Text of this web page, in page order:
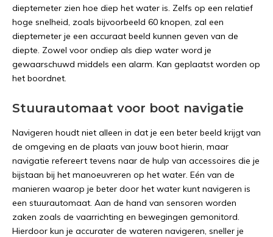
dieptemeter zien hoe diep het water is. Zelfs op een relatief
hoge snelheid, zoals bijvoorbeeld 60 knopen, zal een
dieptemeter je een accuraat beeld kunnen geven van de
diepte. Zowel voor ondiep als diep water word je
gewaarschuwd middels een alarm. Kan geplaatst worden op
het boordnet.
Stuurautomaat voor boot navigatie
Navigeren houdt niet alleen in dat je een beter beeld krijgt van
de omgeving en de plaats van jouw boot hierin, maar
navigatie refereert tevens naar de hulp van accessoires die je
bijstaan bij het manoeuvreren op het water. Eén van de
manieren waarop je beter door het water kunt navigeren is
een stuurautomaat. Aan de hand van sensoren worden
zaken zoals de vaarrichting en bewegingen gemonitord.
Hierdoor kun je accurater de wateren navigeren, sneller je